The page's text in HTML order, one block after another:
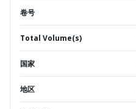
卷号
Total Volume(s)
国家
地区